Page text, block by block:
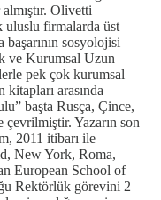
Olivetti
firmalarda üst
sosyolojisi
ve Kurumsal Uzun
pek çok kurumsal
arasında
başta Rusça, Çince,
Yazarın son
2011 itibarı ile
New York, Roma,
European School of
Rektörlük görevini 2